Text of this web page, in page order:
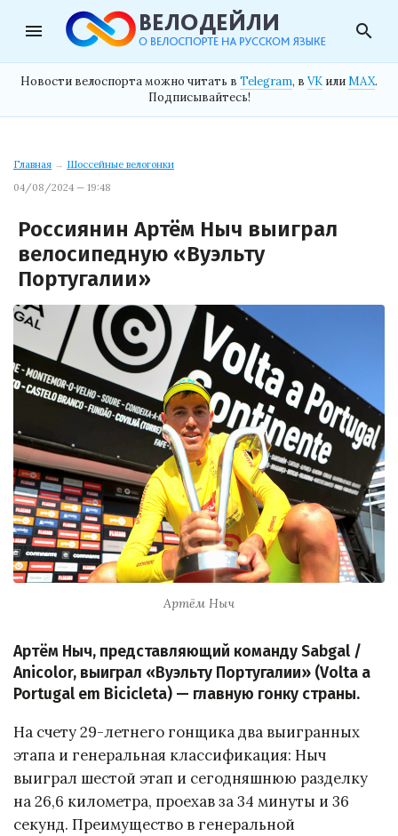
menu search
Новости велоспорта можно читать в Telegram, в VK илиMAX.
Подписывайтесь!
Главная → Шоссейные велогонки
04/08/2024 — 19:48
Россиянин Артём Ныч выиграл
велосипедную «Вуэльту
Португалии»
Артём Ныч
Артём Ныч, представляющий команду Sabgal /
Anicolor, выиграл «Вуэльту Португалии» (Volta a
Portugal em Bicicleta) — главную гонку страны.
На счету 29-летнего гонщика два выигранных
этапа и генеральная классификация: Ныч
выиграл шестой этап и сегодняшнюю разделку
на 26,6 километра, проехав за 34 минуты и 36
секунд. Преимущество в генеральной